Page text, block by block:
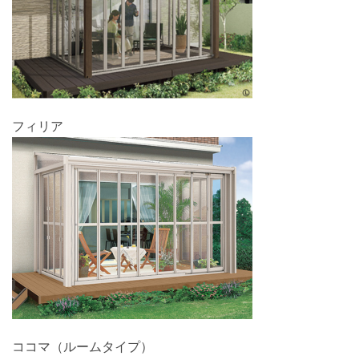
フィリア
ココマ（ルームタイプ）